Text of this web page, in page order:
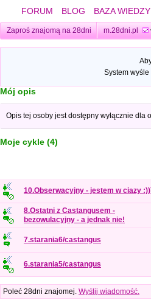
FORUM BLOG BAZA WIEDZY
Zaproś znajomą na 28dni m.28dni.pl
System
Mój opis
Opis tej osoby jest dostępny wyłącznie dla
Moje cykle (4)
10.Obserwacyjny - jestem w ciazy
8.Ostatni z Castangusem -
bezowulacyjny - a jednak nie!
7.starania6/castangus
6.starania5/castangus
Poleć 28dni znajomej. Wyślij wiadomość.